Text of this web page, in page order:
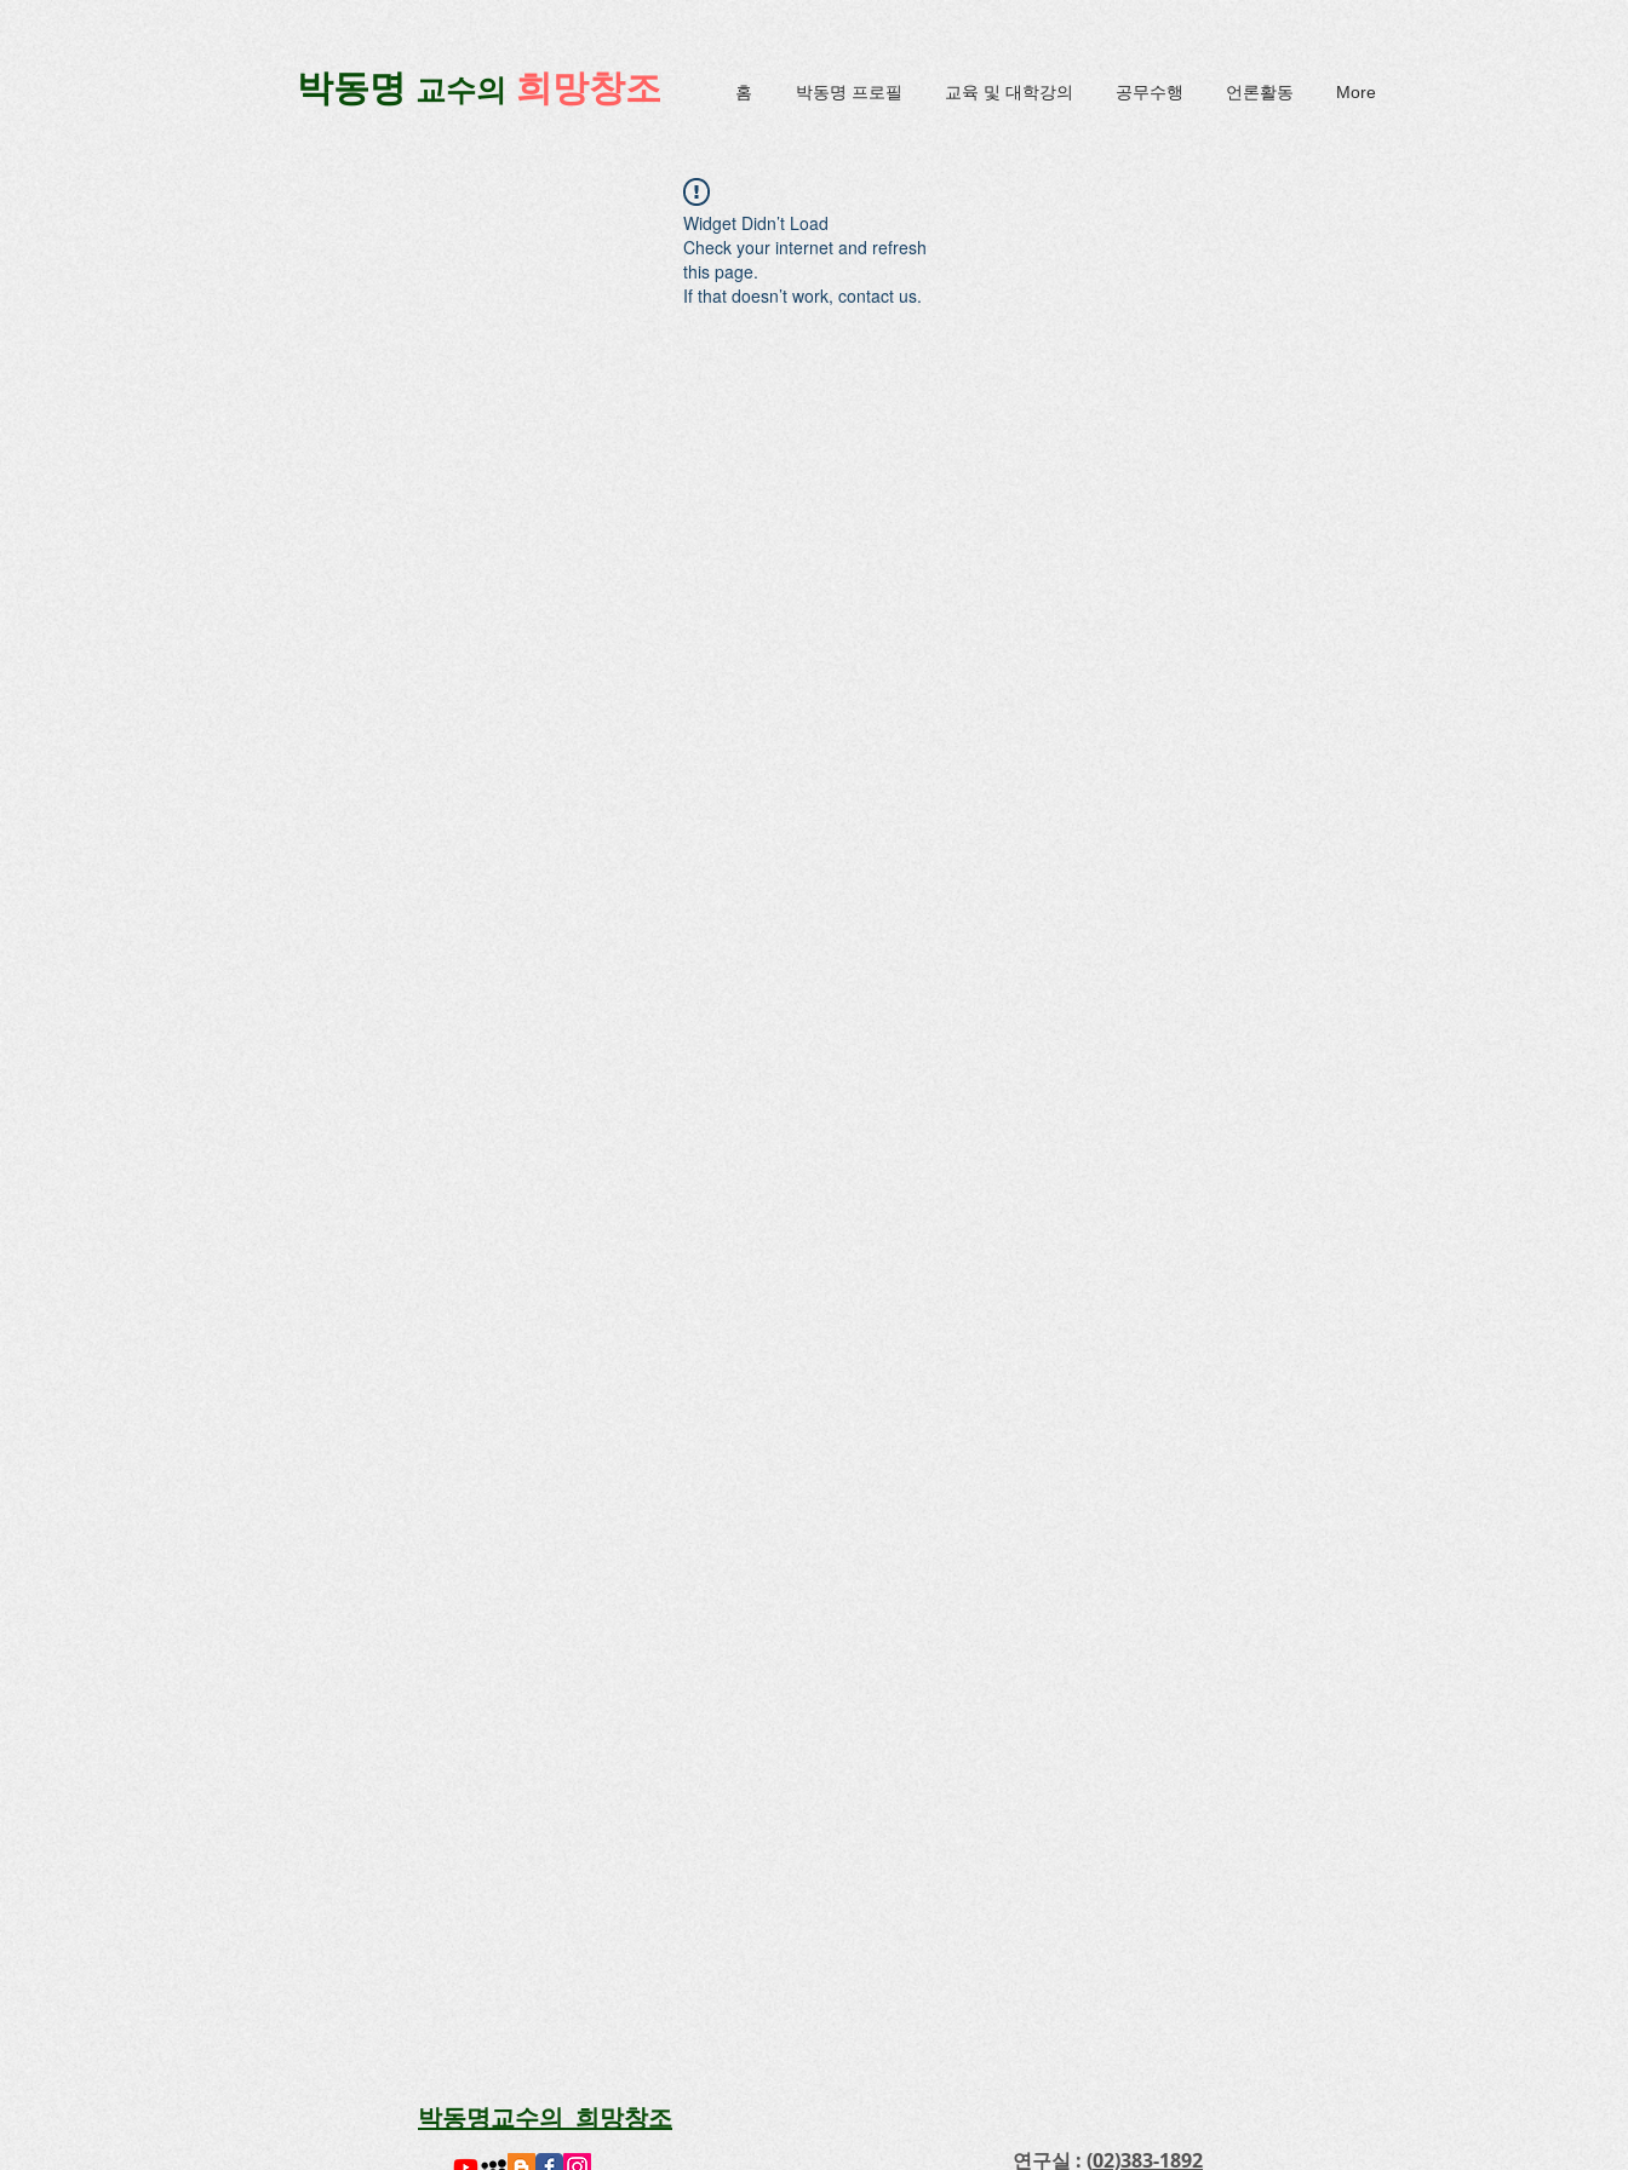
​박동명 교수의 희망창조 홈 박동명 프로필 교육 및 대학강의 공무수행 언론활동 More
Widget Didn’t Load
Check your internet and refresh
this page.
If that doesn’t work, contact us.
박동명교수의 희망창조
연구실 : (02)383-1892